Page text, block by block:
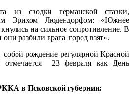
из сводки германской ставки,
Эрихом Людендорфом: «Южнее
на сильное сопротивление. В
разбили врага, город взят».
рождение регулярной Красной
23 февраля как День
в Псковской губернии: